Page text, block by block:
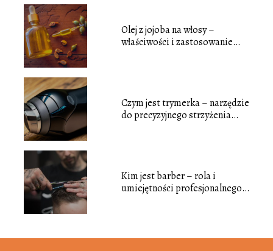
Olej z jojoba na włosy –
właściwości i zastosowanie
Czym jest trymerka – narzędzie
do precyzyjnego strzyżenia
Kim jest barber – rola i
umiejętności profesjonalnego